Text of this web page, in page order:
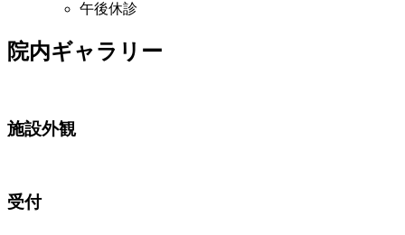
午後休診
院内ギャラリー
施設外観
受付